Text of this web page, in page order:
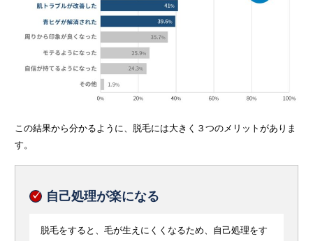
この結果から分かるように、脱毛には大きく３つのメリットがありま
す。
自己処理が楽になる
脱毛をすると、毛が生えにくくなるため、自己処理をす